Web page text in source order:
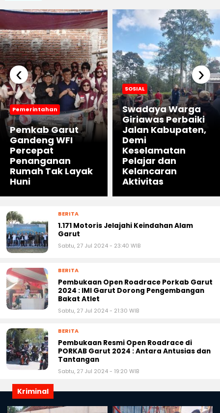
Pemerintahan
Pemkab Garut
Gandeng WFI
Percepat
Penanganan
Rumah Tak Layak
Huni
SOSIAL
Swadaya Warga
Giriawas Perbaiki
Jalan Kabupaten,
Demi
Keselamatan
Pelajar dan
Kelancaran
Aktivitas
‹ ›
BERITA
1.171 Motoris Jelajahi Keindahan Alam
Garut
Sabtu, 27 Jul 2024 - 23:40 WIB
BERITA
Pembukaan Open Roadrace Porkab Garut
2024 : IMI Garut Dorong Pengembangan
Bakat Atlet
Sabtu, 27 Jul 2024 - 21:30 WIB
BERITA
Pembukaan Resmi Open Roadrace di
PORKAB Garut 2024 : Antara Antusias dan
Tantangan
Sabtu, 27 Jul 2024 - 19:20 WIB
Kriminal